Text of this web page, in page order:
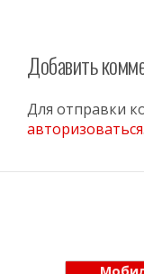
Добавить
Для отправки
авторизоваться.